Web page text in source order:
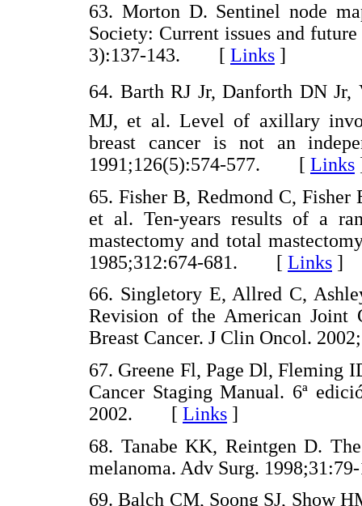
63. Morton D. Sentinel node
Society: Current issues and
3):137-143. [ Links ]
64. Barth RJ Jr, Danforth DN Jr,
MJ, et al. Level of axillary
breast cancer is not an
1991;126(5):574-577. [ Links
65. Fisher B, Redmond C,
et al. Ten-years results of a
mastectomy and total
1985;312:674-681. [ Links ]
66. Singletory E, Allred C,
Revision of the American Joint
Breast Cancer. J Clin Oncol.
67. Greene Fl, Page Dl, Fleming
Cancer Staging Manual. 6ª
2002. [ Links ]
68. Tanabe KK, Reintgen D.
melanoma. Adv Surg.
69. Balch CM, Soong SJ, Show